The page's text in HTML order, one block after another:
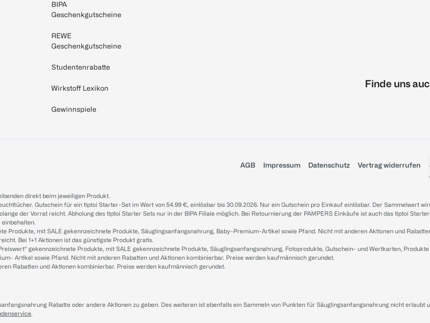
BIPA
Geschenkgutscheine
REWE
Geschenkgutscheine
Studentenrabatte
Wirkstoff Lexikon
Gewinnspiele
Finde uns
AGB Impressum Datenschutz Vertrag widerrufen
direkt beim jeweiligen Produkt.
Gutschein für ein tiptoi Starter-Set im Wert von 54.99 €, einlösbar bis 30.09.2026. Nur ein Gutschein pro Einkauf einlösbar. Der Sammelwert
der Vorrat reicht. Abholung des tiptoi Starter Sets nur in der BIPA Filiale möglich. Bei Retournierung der PAMPERS Einkäufe ist auch das tiptoi
Produkte, mit SALE gekennzeichnete Produkte, Säuglingsanfangsnahrung, Baby-Premium-Artikel sowie Pfand. Nicht mit anderen Aktionen und
Bei 1+1 Aktionen ist das günstigste Produkt gratis.
gekennzeichnete Produkte, mit SALE gekennzeichnete Produkte, Säuglingsanfangsnahrung, Fotoprodukte, Gutschein- und Wertkarten,
Artikel sowie Pfand. Nicht mit anderen Rabatten und Aktionen kombinierbar. Preise werden kaufmännisch gerundet.
Rabatten und Aktionen kombinierbar. Preise werden kaufmännisch gerundet.
Rabatte oder andere Aktionen zu geben. Des weiteren ist ebenfalls ein Sammeln von Punkten für Säuglingsanfangsnahrung nicht erlaubt
.